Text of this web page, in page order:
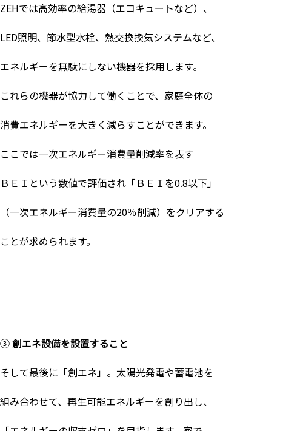
ZEHでは高効率の給湯器（エコキュートなど）、
LED照明、節水型水栓、熱交換換気システムなど、
エネルギーを無駄にしない機器を採用します。
これらの機器が協力して働くことで、家庭全体の
消費エネルギーを大きく減らすことができます。
ここでは一次エネルギー消費量削減率を表す
ＢＥＩという数値で評価され「ＢＥＩを0.8以下」
（一次エネルギー消費量の20％削減）をクリアする
ことが求められます。
③創エネ設備を設置すること
そして最後に「創エネ」。太陽光発電や蓄電池を
組み合わせて、再生可能エネルギーを創り出し、